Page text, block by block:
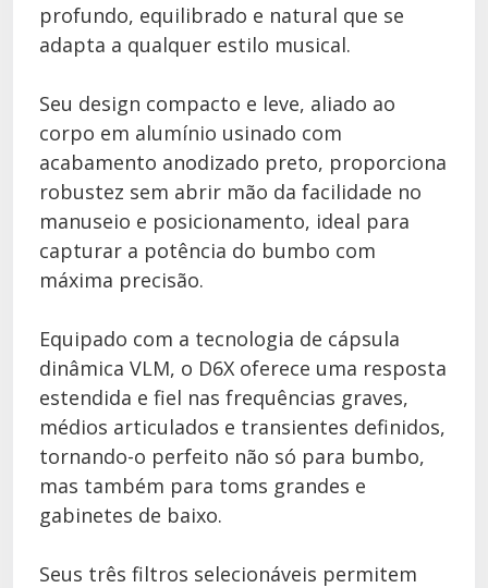
profundo, equilibrado e natural que se
adapta a qualquer estilo musical.
Seu design compacto e leve, aliado ao
corpo em alumínio usinado com
acabamento anodizado preto, proporciona
robustez sem abrir mão da facilidade no
manuseio e posicionamento, ideal para
capturar a potência do bumbo com
máxima precisão.
Equipado com a tecnologia de cápsula
dinâmica VLM, o D6X oferece uma resposta
estendida e fiel nas frequências graves,
médios articulados e transientes definidos,
tornando-o perfeito não só para bumbo,
mas também para toms grandes e
gabinetes de baixo.
Seus três filtros selecionáveis permitem